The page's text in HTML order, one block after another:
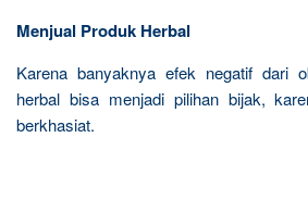
Menjual Produk Herbal
Karena banyaknya efek negatif dari
herbal bisa menjadi pilihan bijak,
berkhasiat.